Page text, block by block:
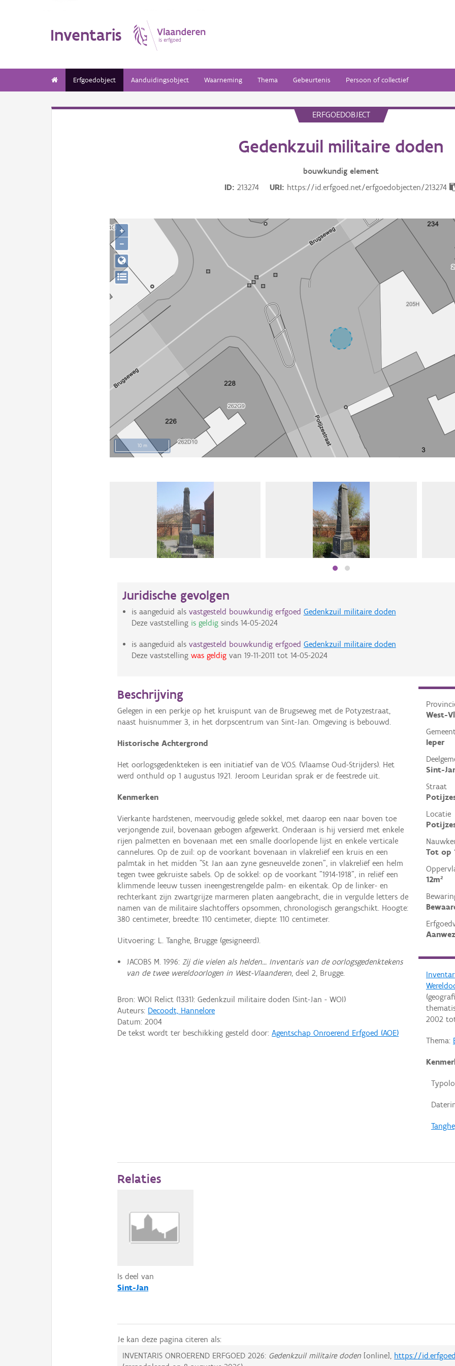
Inventaris
Erfgoedobject Aanduidingsobject Waarneming Thema Gebeurtenis Persoon of collectief
ERFGOEDOBJECT
Gedenkzuil militaire doden
bouwkundig element
ID
213274 URI https://id.erfgoed.net/erfgoedobjecten/213274
10 m
+
−
Juridische gevolgen
is aangeduid als vastgesteld bouwkundig erfgoed Gedenkzuil militaire doden
Deze vaststelling is geldigsinds 14-05-2024
is aangeduid als vastgesteld bouwkundig erfgoed Gedenkzuil militaire doden
Deze vaststelling was geldigvan 19-11-2011 tot 14-05-2024
West-
Ieper
Sint-
Straat
Locatie
Tot op
12m²
2002
Thema:
Beschrijving
Gelegen in een perkje op het kruispunt van de Brugseweg met de Potyzestraat,
naast huisnummer 3, in het dorpscentrum van Sint-Jan. Omgeving is bebouwd.
Historische Achtergrond
Het oorlogsgedenkteken is een initiatief van de V.O.S. (Vlaamse Oud-Strijders). Het
werd onthuld op 1 augustus 1921. Jeroom Leuridan sprak er de feestrede uit.
Kenmerken
Vierkante hardstenen, meervoudig gelede sokkel, met daarop een naar boven toe
verjongende zuil, bovenaan gebogen afgewerkt. Onderaan is hij versierd met enkele
rijen palmetten en bovenaan met een smalle doorlopende lijst en enkele verticale
cannelures. Op de zuil: op de voorkant bovenaan in vlakreliëf een kruis en een
palmtak in het midden "St Jan aan zyne gesneuvelde zonen", in vlakreliëf een helm
tegen twee gekruiste sabels. Op de sokkel: op de voorkant "1914-1918", in reliëf een
klimmende leeuw tussen ineengestrengelde palm- en eikentak. Op de linker- en
rechterkant zijn zwartgrijze marmeren platen aangebracht, die in vergulde letters de
namen van de militaire slachtoffers opsommen, chronologisch gerangschikt. Hoogte:
380 centimeter, breedte: 110 centimeter, diepte: 110 centimeter.
Uitvoering: L. Tanghe, Brugge (gesigneerd).
JACOBS M. 1996: Zij die vielen als helden... Inventaris van de oorlogsgedenktekens
van de twee wereldoorlogen in West-Vlaanderen, deel 2, Brugge.
Bron: WOI Relict (1331): Gedenkzuil militaire doden (Sint-Jan - WOI)
Auteurs: Decoodt, Hannelore
Datum:2004
De tekst wordt ter beschikking gesteld door:Agentschap Onroerend Erfgoed (AOE)
Relaties
Is deel van
Sint-Jan
Je kan deze pagina citeren als:
INVENTARIS ONROEREND ERFGOED 2026: Gedenkzuil militaire doden [online], https://